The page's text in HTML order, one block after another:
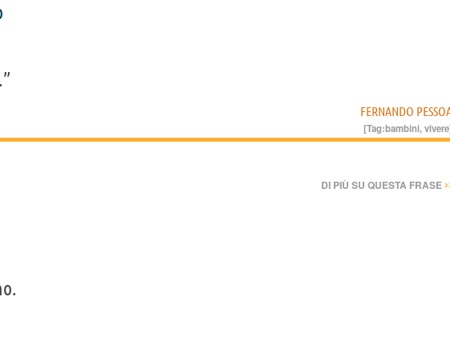
.”
FERNANDO
[Tag:bambini,vivere
DI PIÙ SU QUESTA FRASE